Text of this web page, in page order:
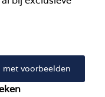
voorbeelden